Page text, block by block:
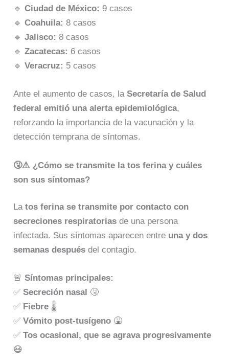
🔹Ciudad de México: 9 casos
🔹Coahuila: 8 casos
🔹Jalisco: 8 casos
🔹Zacatecas: 6 casos
🔹Veracruz: 5 casos
Ante el aumento de casos, laSecretaría de Salud
federal emitió una alerta epidemiológica,
reforzando la importancia de la vacunación y la
detección temprana de síntomas.
🤧⚠️ ¿Cómo se transmite la tos ferina y cuáles
son sus síntomas?
Latos ferina se transmite por contacto con
secreciones respiratorias de una persona
infectada. Sus síntomas aparecen entre una y dos
semanas después del contagio.
🚨Síntomas principales:
✅Secreción nasal 🤧
✅ Fiebre 🌡️
✅Vómito post-tusígeno 🤮
✅Tos ocasional, que se agrava progresivamente
😷